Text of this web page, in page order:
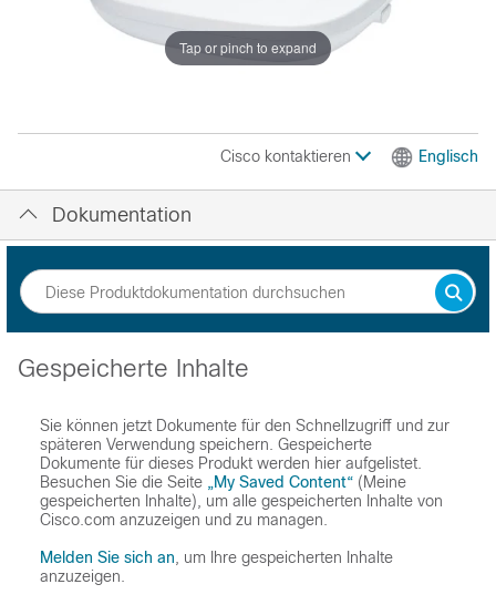
Tap or pinch to expand
Cisco kontaktieren Englisch
Dokumentation
Gespeicherte Inhalte
Sie können jetzt Dokumente für den Schnellzugriff und zur
späteren Verwendung speichern. Gespeicherte
Dokumente für dieses Produkt werden hier aufgelistet.
Besuchen Sie die Seite „My Saved Content“ (Meine
gespeicherten Inhalte), um alle gespeicherten Inhalte von
Cisco.com anzuzeigen und zu managen.
Melden Sie sich an , um Ihre gespeicherten Inhalte
anzuzeigen.